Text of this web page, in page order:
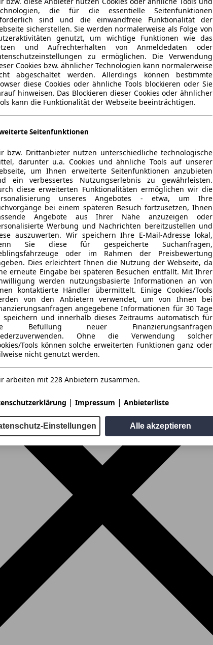
die für die essentielle Seitenfunktionen
sind und die einwandfreie Funktionalität der
sicherstellen. Sie werden normalerweise als Folge von
genutzt, um wichtige Funktionen wie das
und Aufrechterhalten von Anmeldedaten oder
zu ermöglichen. Die Verwendung
Cookies bzw. ähnlicher Technologien kann normalerweise
abgeschaltet werden. Allerdings können bestimmte
diese Cookies oder ähnliche Tools blockieren oder Sie
hinweisen. Das Blockieren dieser Cookies oder ähnlicher
kann die Funktionalität der Webseite beeinträchtigen.
Seitenfunktionen
bzw. Drittanbieter nutzen unterschiedliche technologische
darunter u.a. Cookies und ähnliche Tools auf unserer
um Ihnen erweiterte Seitenfunktionen anzubieten
ein verbessertes Nutzungserlebnis zu gewährleisten.
diese erweiterten Funktionalitäten ermöglichen wir die
unseres Angebotes - etwa, um Ihre
bei einem späteren Besuch fortzusetzen, Ihnen
Angebote aus Ihrer Nähe anzuzeigen oder
Werbung und Nachrichten bereitzustellen und
auszuwerten. Wir speichern Ihre E-Mail-Adresse lokal,
Sie diese für gespeicherte Suchanfragen,
oder im Rahmen der Preisbewertung
Dies erleichtert Ihnen die Nutzung der Webseite, da
erneute Eingabe bei späteren Besuchen entfällt. Mit Ihrer
werden nutzungsbasierte Informationen an von
kontaktierte Händler übermittelt. Einige Cookies/Tools
von den Anbietern verwendet, um von Ihnen bei
angegebene Informationen für 30 Tage
speichern und innerhalb dieses Zeitraums automatisch für
Befüllung neuer Finanzierungsanfragen
Ohne die Verwendung solcher
Tools können solche erweiterten Funktionen ganz oder
nicht genutzt werden.
arbeiten mit 228 Anbietern zusammen.
| Impressum | Anbieterliste
Einstellungen Alle akzeptieren